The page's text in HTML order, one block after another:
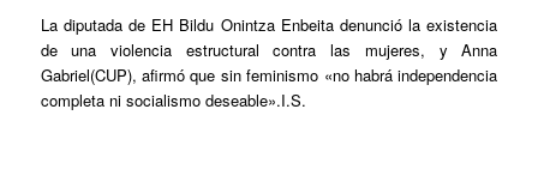
La diputada de EH Bildu Onintza Enbeita denunció la existencia
de una violencia estructural contra las mujeres, y Anna
Gabriel(CUP), afirmó que sin feminismo «no habrá independencia
completa ni socialismo deseable».I.S.